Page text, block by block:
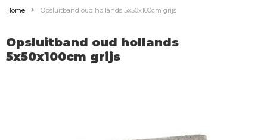
Home Opsluitband oud hollands 5x50x100cm grijs
Opsluitband oud hollands
5x50x100cm grijs